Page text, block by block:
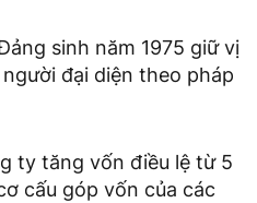
sinh năm 1975 giữ vị
đại diện theo pháp
ty tăng vốn điều lệ từ 5
cấu góp vốn của các